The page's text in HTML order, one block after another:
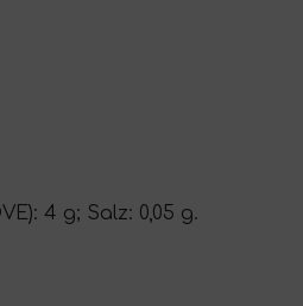
4 g; Salz: 0,05 g.